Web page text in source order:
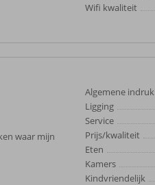
Wifi kwaliteit
waar mijn
Algemene indruk
Ligging
Service
Prijs/kwaliteit
Eten
Kamers
Kindvriendelijk